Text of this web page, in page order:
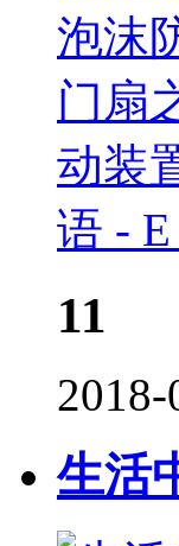
泡沫
门扇
动装
语 -
11
2018-
生活